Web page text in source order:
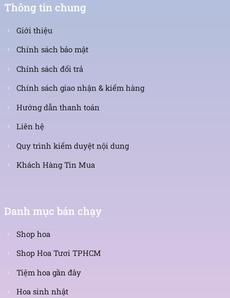
Bó hoa hướng dương 1 bông thích hợp làm quà tặng cho người
FlowerSight – Shop hoa tươi uy tín, chất lượng
tại TP.HCM
Thông tin chung
Giới thiệu
Chính sách bảo mật
Chính sách đổi trả
Chính sách giao nhận & kiểm hàng
Hướng dẫn thanh toán
Liên hệ
Quy trình kiểm duyệt nội dung
Khách Hàng Tin Mua
Danh mục bán chạy
Shop hoa
Shop Hoa Tươi TPHCM
Tiệm hoa gần đây
Hoa sinh nhật